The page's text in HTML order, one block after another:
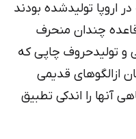
اروپا تولیدشده بودند
چندان منحرف
تولیدحروف چاپی که
ازالگوهای قدیمی
آنها را اندکی تطبیق